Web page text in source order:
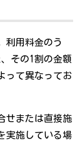
利用料金のう
その1割の金額
って異なってお
せまたは直接施
実施している場